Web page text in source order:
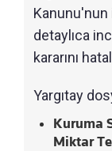
detaylıca
kararını
Yargıtay
Kuruma
Miktar